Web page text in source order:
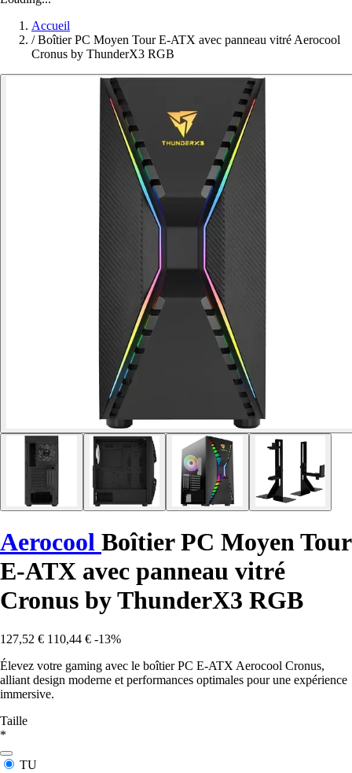
Accueil
/ Boîtier PC Moyen Tour E-ATX avec panneau vitré Aerocool
Cronus by ThunderX3 RGB
Aerocool Boîtier PC Moyen Tour
E-ATX avec panneau vitré
Cronus by ThunderX3 RGB
127,52 € 110,44 € -13%
Élevez votre gaming avec le boîtier PC E-ATX Aerocool Cronus,
alliant design moderne et performances optimales pour une expérience
immersive.
Taille
*
TU